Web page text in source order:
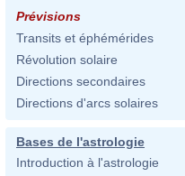
Prévisions
Transits et éphémérides
Révolution solaire
Directions secondaires
Directions d'arcs solaires
Bases de l'astrologie
Introduction à l'astrologie